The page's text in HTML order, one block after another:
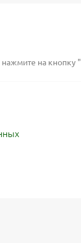
нажмите на